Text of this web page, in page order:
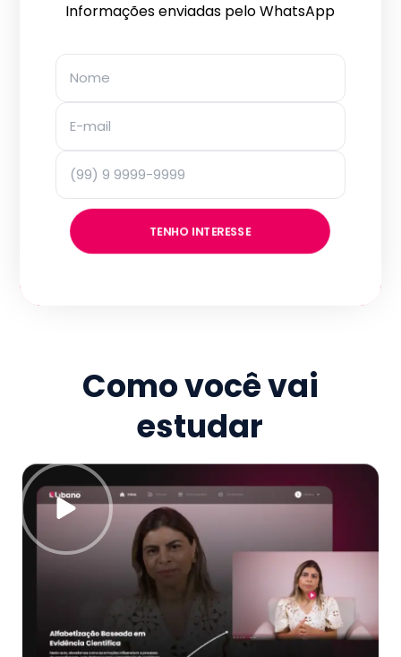
Informações enviadas pelo WhatsApp
TENHO INTERESSE
Como você vai
estudar